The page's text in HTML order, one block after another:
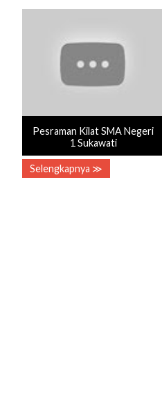
Pesraman Kilat SMA Negeri
1 Sukawati
Selengkapnya ≫